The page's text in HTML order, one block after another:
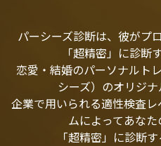
パーシーズ診断は、彼がプ
「超精密」に診断
恋愛・結婚のパーソナルト
シーズ）のオリジナ
企業で用いられる適性検査
ムによってあな
「超精密」に診断